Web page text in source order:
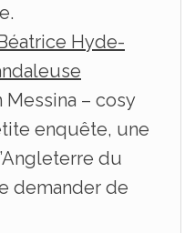
Hyde-
Messina – cosy
enquête, une
du
demander de